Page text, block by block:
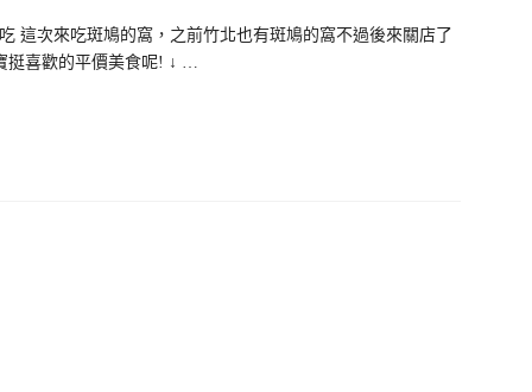
這次來吃斑鳩的窩，之前竹北也有斑鳩的窩不過後來關店了
挺喜歡的平價美食呢! ↓ …